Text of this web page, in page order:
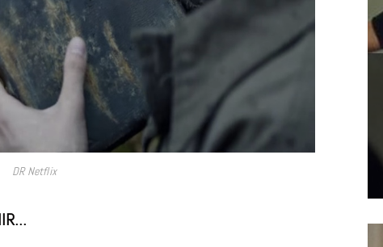
DR Netflix
MUSIQUE
Cage The Elephant, l’ivoire du rock
dévoile « Beaches In Tennessee »